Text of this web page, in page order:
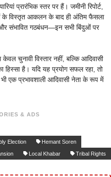
प्रारंभिक स्तर पर हैं। जमीनी रिपोर्ट,
के विस्तृत आकलन के बाद ही अंतिम फैसला
और संभावित गठबंधन—इन सभी बिंदुओं पर
चुनावी विस्तार नहीं, बल्कि आदिवासी
हिस्सा है। यदि यह प्रयोग सफल रहा, तो
एक प्रभावशाली आदिवासी नेता के रूप में
& ADS
Election
Hemant Soren
Local Khabar Tribal Rights